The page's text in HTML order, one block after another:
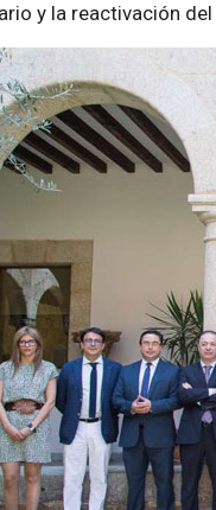
y la reactivación